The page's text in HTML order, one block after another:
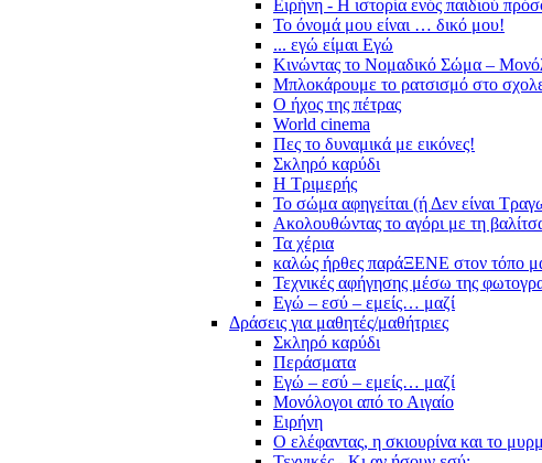
Ειρήνη - Η ιστορία ενός παιδιού
Το όνομά μου είναι … δικό μου!
... εγώ είμαι Εγώ
Κινώντας το Νομαδικό Σώμα –
Μπλοκάρουμε το ρατσισμό στο
Ο ήχος της πέτρας
World cinema
Πες το δυναμικά με εικόνες!
Σκληρό καρύδι
Η Τριμερής
Το σώμα αφηγείται (ή Δεν είναι
Ακολουθώντας το αγόρι με τη
Τα χέρια
καλώς ήρθες παράΞΕΝΕ στον τόπο
Τεχνικές αφήγησης μέσω της
Εγώ – εσύ – εμείς… μαζί
Δράσεις για μαθητές/μαθήτριες
Σκληρό καρύδι
Περάσματα
Εγώ – εσύ – εμείς… μαζί
Μονόλογοι από το Αιγαίο
Ειρήνη
Ο ελέφαντας, η σκιουρίνα και το